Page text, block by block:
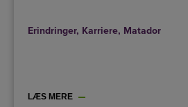
Erindringer, Karriere, Matador
LÆS MERE